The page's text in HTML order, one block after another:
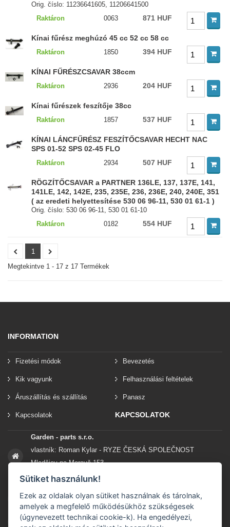
Orig. číslo: 11236641605, 11206641500
Raktáron
0063 871 HUF
Kínai fűrész meghúzó 45 cc 52 cc 58 cc
Raktáron 1850 394 HUF
KÍNAI FŰRÉSZCSAVAR 38ccm
Raktáron 2936 204 HUF
Kínai fűrészek feszítője 38cc
Raktáron 1857 537 HUF
KÍNAI LÁNCFŰRÉSZ FESZÍTŐCSAVAR HECHT NAC
SPS 01-52 SPS 02-45 FLO
Raktáron 2934 507 HUF
RÖGZÍTŐCSAVAR a PARTNER 136LE, 137, 137E, 141,
141LE, 142, 142E, 235, 235E, 236, 236E, 240, 240E, 351
( az eredeti helyettesítése 530 06 96-11, 530 01 61-1 )
Orig. číslo: 530 06 96-11, 530 01 61-10
Raktáron
0182 554 HUF
1
Megtekintve 1 - 17 z 17 Termékek
INFORMATION
Fizetési módok Bevezetés
Kik vagyunk Felhasználási feltételek
Áruszállítás és szállítás Panasz
Kapcsolatok KAPCSOLATOK
Garden - parts s.r.o.
vlastník: Roman Kylar - RYZE ČESKÁ SPOLEČNOST
Mladějov na Moravě 153
56935 Mladějov na Moravě
+420 777 96 96 03
info@garden-parts.cz
Sütiket használunk!
Ezek az oldalak olyan sütiket használnak és tárolnak,
amelyek a megfelelő működésükhöz szükségesek
(úgynevezett technikai cookie-k). Ha engedélyezi,